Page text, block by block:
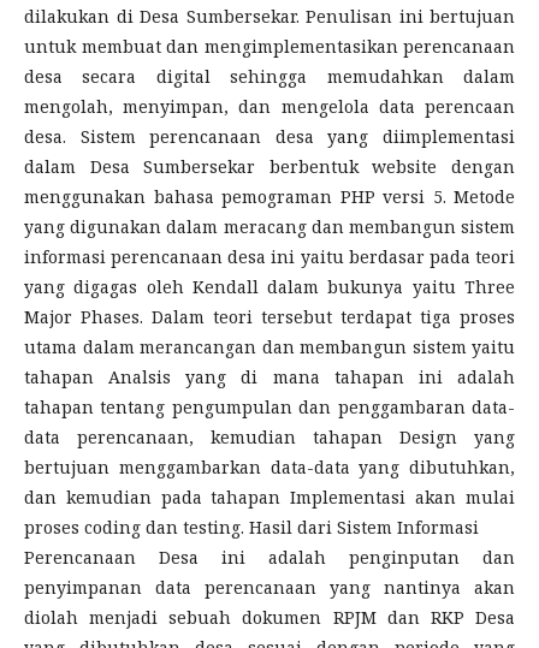
dilakukan di Desa Sumbersekar. Penulisan ini bertujuan
untuk membuat dan mengimplementasikan perencanaan
desa secara digital sehingga memudahkan dalam
mengolah, menyimpan, dan mengelola data perencaan
desa. Sistem perencanaan desa yang diimplementasi
dalam Desa Sumbersekar berbentuk website dengan
menggunakan bahasa pemograman PHP versi 5. Metode
yang digunakan dalam meracang dan membangun sistem
informasi perencanaan desa ini yaitu berdasar pada teori
yang digagas oleh Kendall dalam bukunya yaitu Three
Major Phases. Dalam teori tersebut terdapat tiga proses
utama dalam merancangan dan membangun sistem yaitu
tahapan Analsis yang di mana tahapan ini adalah
tahapan tentang pengumpulan dan penggambaran data-
data perencanaan, kemudian tahapan Design yang
bertujuan menggambarkan data-data yang dibutuhkan,
dan kemudian pada tahapan Implementasi akan mulai
proses coding dan testing. Hasil dari Sistem Informasi
Perencanaan Desa ini adalah penginputan dan
penyimpanan data perencanaan yang nantinya akan
diolah menjadi sebuah dokumen RPJM dan RKP Desa